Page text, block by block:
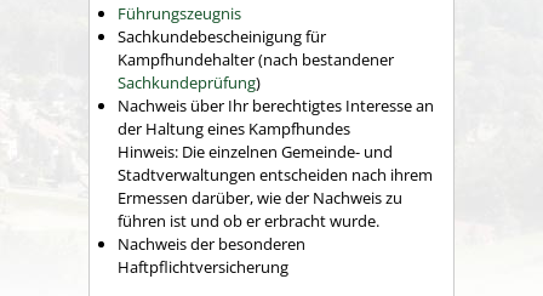
Führungszeugnis
Sachkundebescheinigung für
Kampfhundehalter (nach bestandener
Sachkundeprüfung)
Nachweis über Ihr berechtigtes Interesse an
der Haltung eines Kampfhundes
Hinweis: Die einzelnen Gemeinde- und
Stadtverwaltungen entscheiden nach ihrem
Ermessen darüber, wie der Nachweis zu
führen ist und ob er erbracht wurde.
Nachweis der besonderen
Haftpflichtversicherung